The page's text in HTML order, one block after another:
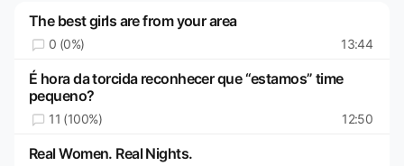
The best girls are from your area
0 (0%) 13:44
É hora da torcida reconhecer que “estamos” time
pequeno?
11 (100%) 12:50
Real Women. Real Nights.